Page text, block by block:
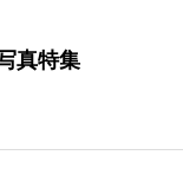
真特集